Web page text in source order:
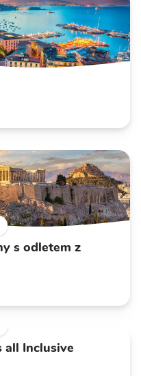
s odletem z
all Inclusive